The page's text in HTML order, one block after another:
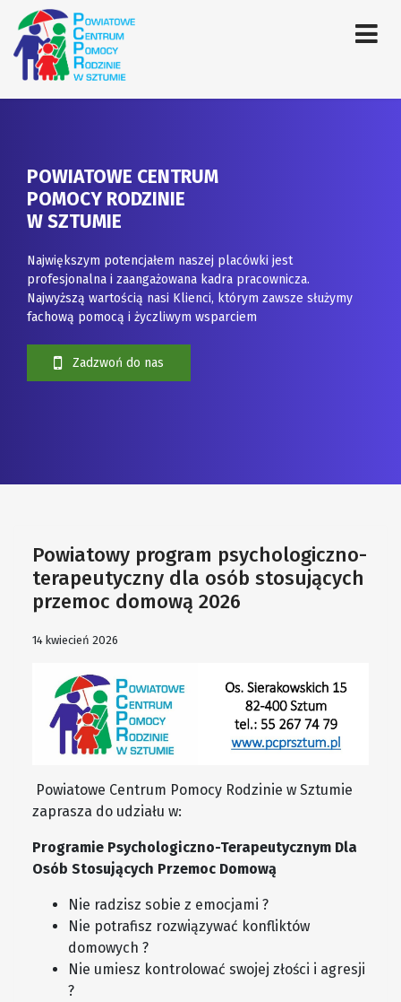
POWIATOWE CENTRUM
POMOCY RODZINIE
W SZTUMIE
Największym potencjałem naszej placówki jest
profesjonalna i zaangażowana kadra pracownicza.
Najwyższą wartością nasi Klienci, którym zawsze służymy
fachową pomocą i życzliwym wsparciem
Zadzwoń do nas
Powiatowy program psychologiczno-
terapeutyczny dla osób stosujących
przemoc domową 2026
14 kwiecień 2026
Powiatowe Centrum Pomocy Rodzinie w Sztumie
zaprasza do udziału w:
Programie Psychologiczno-Terapeutycznym Dla
Osób Stosujących Przemoc Domową
Nie radzisz sobie z emocjami ?
Nie potrafisz rozwiązywać konfliktów
domowych ?
Nie umiesz kontrolować swojej złości i agresji
?